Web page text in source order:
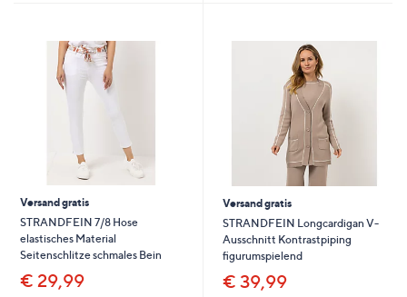
Versand gratis
STRANDFEIN 7/8 Hose
elastisches Material
Seitenschlitze schmales Bein
€ 29,99
Versand gratis
STRANDFEIN Longcardigan V-
Ausschnitt Kontrastpiping
figurumspielend
€ 39,99